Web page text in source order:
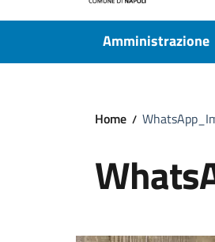
Amministrazione
Home